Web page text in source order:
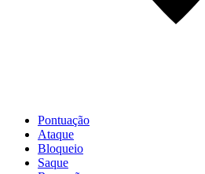
Pontuação
Ataque
Bloqueio
Saque